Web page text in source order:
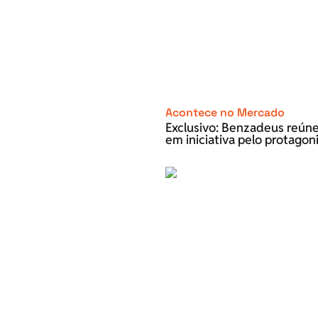
Acontece no Mercado
Exclusivo: Benzadeus
em iniciativa pelo